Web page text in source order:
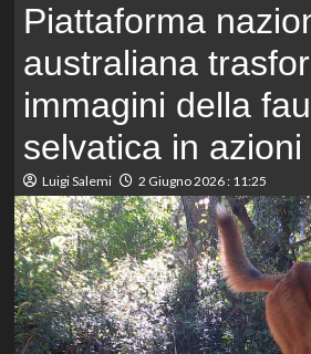
Piattaforma
australiana
immagini della
selvatica in
Luigi Salemi 2 Giugno 2026 : 11:25